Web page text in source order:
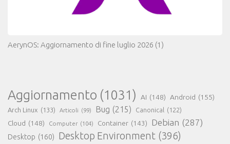
AerynOS: Aggiornamento di fine luglio 2026 (1)
Aggiornamento (1031) AI (148) Android (155)
Arch Linux (133) Articoli (99) Bug (215) Canonical (122)
Cloud (148) Computer (104) Container (143) Debian (287)
Desktop (160) Desktop Environment (396)